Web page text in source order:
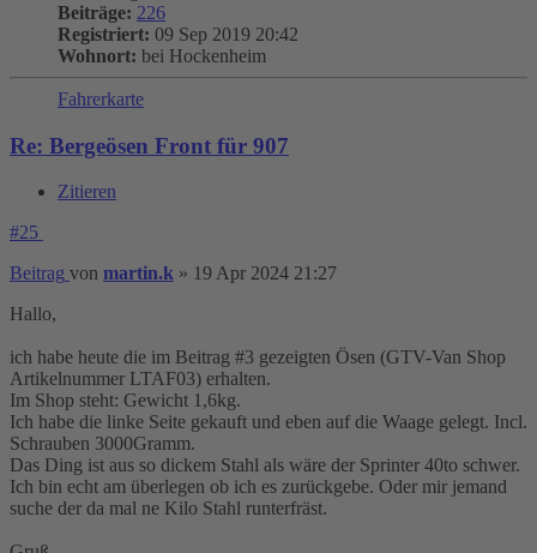
Beiträge: 226
Registriert: 09 Sep 2019 20:42
Wohnort: bei Hockenheim
Fahrerkarte
Re: Bergeösen Front für 907
Zitieren
#25
Beitrag von martin.k » 19 Apr 2024 21:27
Hallo,
ich habe heute die im Beitrag #3 gezeigten Ösen (GTV-Van Shop
Artikelnummer LTAF03) erhalten.
Im Shop steht: Gewicht 1,6kg.
Ich habe die linke Seite gekauft und eben auf die Waage gelegt. Incl.
Schrauben 3000Gramm.
Das Ding ist aus so dickem Stahl als wäre der Sprinter 40to schwer.
Ich bin echt am überlegen ob ich es zurückgebe. Oder mir jemand
suche der da mal ne Kilo Stahl runterfräst.